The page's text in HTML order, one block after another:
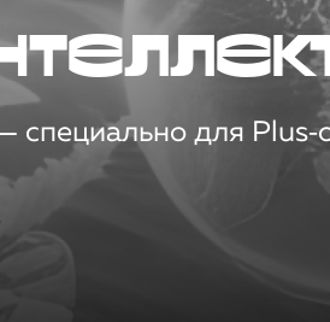
специально для